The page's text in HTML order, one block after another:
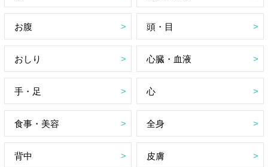
お腹 頭・目
おしり 心臓・血液
手・足 心
食事・美容 全身
背中 皮膚